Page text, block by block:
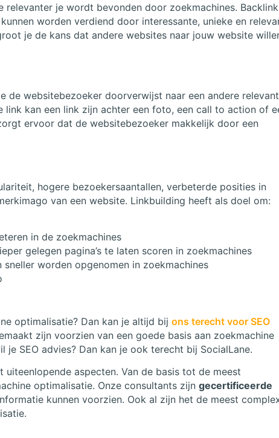
je wordt bevonden door zoekmachines.
worden verdiend door interessante, unieke en
je de kans dat andere websites naar jouw website
de websitebezoeker doorverwijst naar een andere
link kan een link zijn achter een foto, een call to action of
ervoor dat de websitebezoeker makkelijk door een
hogere bezoekersaantallen, verbeterde posities in
van een website. Linkbuilding heeft als doel om:
in de zoekmachines
gelegen pagina’s te laten scoren in zoekmachines
worden opgenomen in zoekmachines
optimalisatie? Dan kan je altijd bij ons terecht voor SEO
zijn voorzien van een goede basis aan zoekmachine
SEO advies? Dan kan je ook terecht bij SocialLane.
uiteenlopende aspecten. Van de basis tot de meest
optimalisatie. Onze consultants zijn gecertificeerde
kunnen voorzien. Ook al zijn het de meest